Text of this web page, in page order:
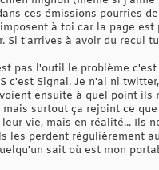
ces émissions pourries
à toi car la page
Si t'arrives à avoir du recul
pas l'outil le problème
c'est Signal. Je n'ai ni
ensuite à quel point ils
mais surtout ça rejoint ce
vie, mais en réalité... Ils
les perdent régulièrement
sait où est mon